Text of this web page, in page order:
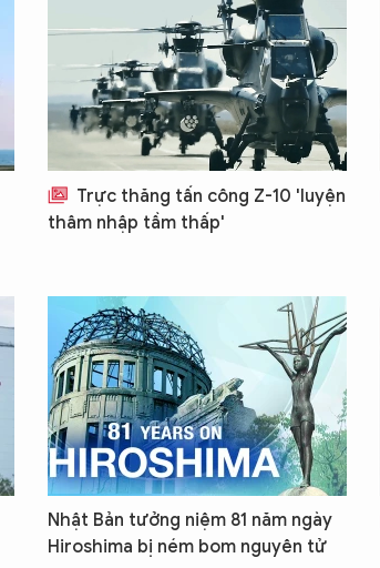
Trực thăng tấn công Z-10 'luyện
thâm nhập tầm thấp'
Nhật Bản tưởng niệm 81 năm ngày
Hiroshima bị ném bom nguyên tử